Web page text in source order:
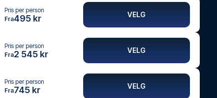
Pris per person
Fra495 kr VELG
Pris per person
Fra2 545 kr VELG
Pris per person
Fra745 kr VELG